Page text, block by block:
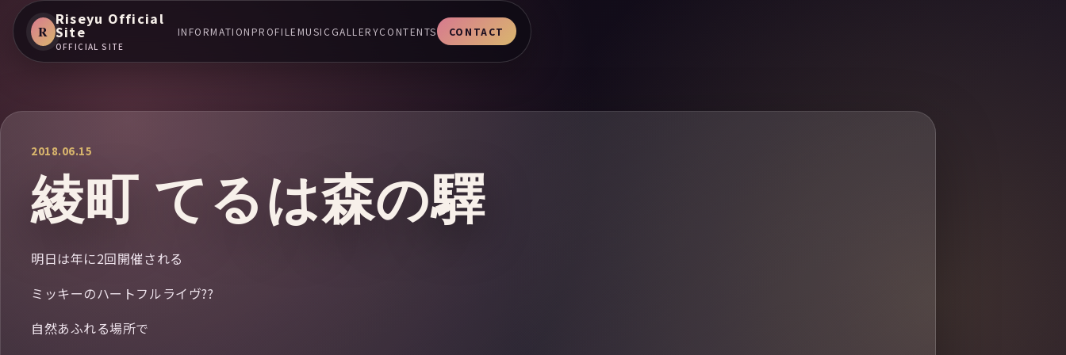
R
Riseyu Official
Site
OFFICIAL SITE
INFORMATIONPROFILEMUSIC GALLERYCONTENTS CONTACT
2018.06.15
綾町 てるは森の驛
明日は年に2回開催される
ミッキーのハートフルライヴ??
自然あふれる場所で